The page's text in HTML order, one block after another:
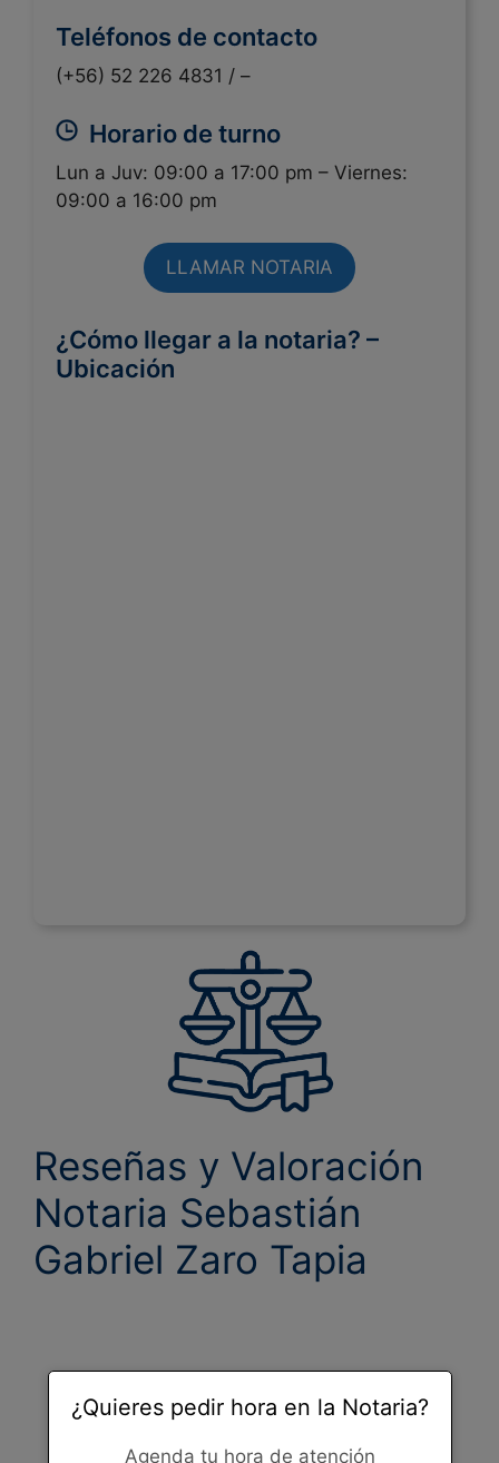
Teléfonos de contacto
(+56) 52 226 4831 / –
Horario de turno
Lun a Juv: 09:00 a 17:00 pm – Viernes:
09:00 a 16:00 pm
LLAMAR NOTARIA
¿Cómo llegar a la notaria? –
Ubicación
Reseñas y Valoración
Notaria Sebastián
Gabriel Zaro Tapia
¿Quieres pedir hora en la Notaria?
Agenda tu hora de atención